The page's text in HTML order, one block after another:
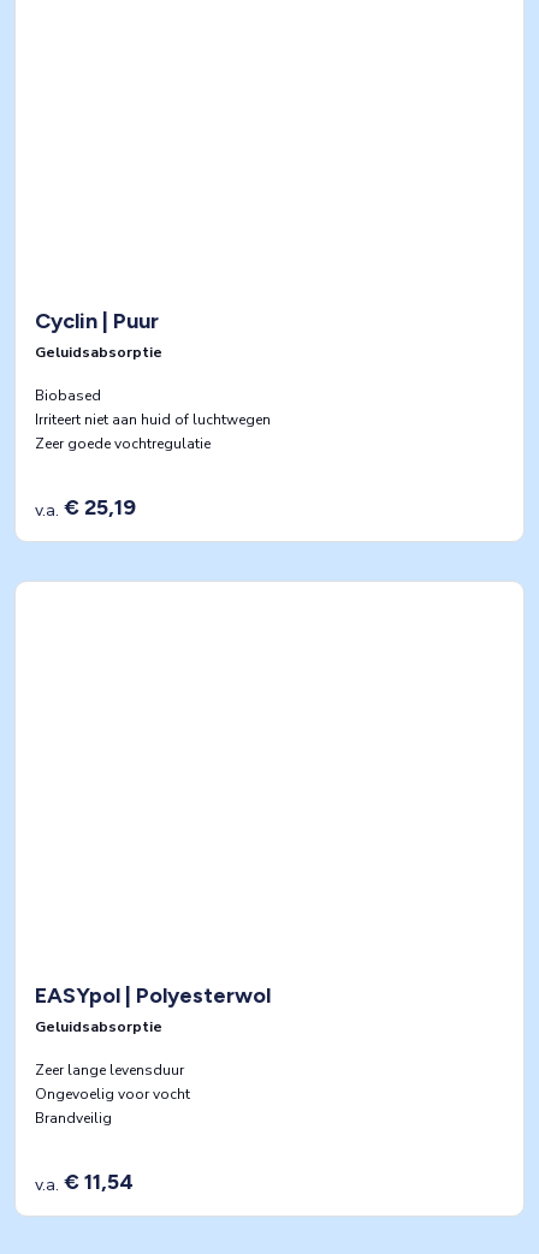
Cyclin | Puur
Geluidsabsorptie
Biobased
Irriteert niet aan huid of luchtwegen
Zeer goede vochtregulatie
v.a. € 25,19
EASYpol | Polyesterwol
Geluidsabsorptie
Zeer lange levensduur
Ongevoelig voor vocht
Brandveilig
v.a. € 11,54